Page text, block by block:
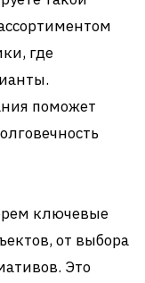
где
поможет
ключевые
от выбора
Это